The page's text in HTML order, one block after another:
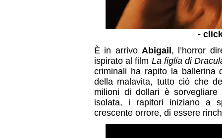
-
È in arrivoAbigail , l’horror
ispirato al film La figlia di
criminali ha rapito la ballerina
della malavita, tutto ciò che
milioni di dollari è
isolata, i rapitori iniziano a
crescente orrore, di essere